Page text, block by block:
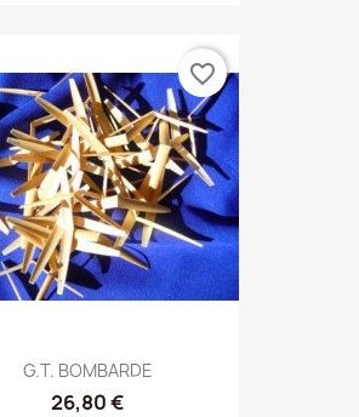
G.T. BOMBARDE
26,80 €
favorite_border